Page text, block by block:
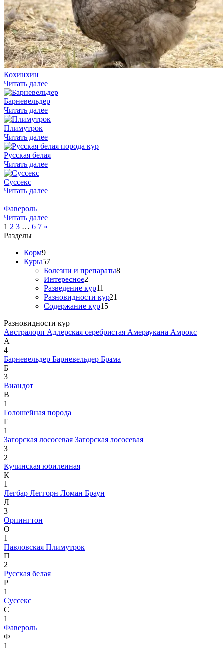
Кохинхин
Читать далее
Барневельдер
Читать далее
Плимутрок
Читать далее
Русская белая
Читать далее
Суссекс
Читать далее
Фавероль
Читать далее
Пагинация
записей
1 2 3 … 6 7 »
Разделы
Корм9
Куры57
Болезни и препараты8
Интересное2
Разведение кур11
Разновидности кур21
Содержание кур15
Разновидности кур
Австралорп Адлерская серебристая Амераукана Амрокс
А
4
Барневельдер Барневельдер Брама
Б
3
Виандот
В
1
Голошейная порода
Г
1
Загорская лососевая Загорская лососевая
З
2
Кучинская юбилейная
К
1
Легбар Леггорн Ломан Браун
Л
3
Орпингтон
О
1
Павловская Плимутрок
П
2
Русская белая
Р
1
Суссекс
С
1
Фавероль
Ф
1